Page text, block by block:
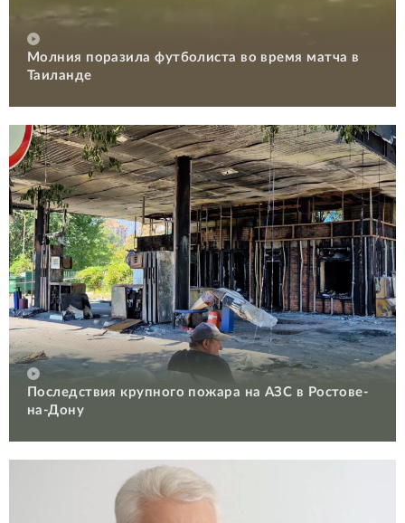
Молния поразила футболиста во время матча в
Таиланде
Последствия крупного пожара на АЗС в Ростове-
на-Дону